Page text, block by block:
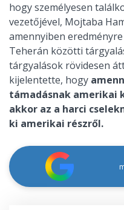
hogy személyesen
vezetőjével, Mojtaba
amennyiben
Teherán közötti
tárgyalások rövidesen
kijelentette, hogy
támadásnak amerikai
akkor az a harci
ki amerikai részről.